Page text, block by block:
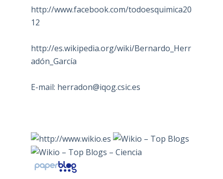
http://www.facebook.com/todoesquimica20
12
http://es.wikipedia.org/wiki/Bernardo_Herr
adón_García
E-mail: herradon@iqog.csic.es